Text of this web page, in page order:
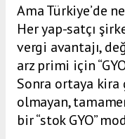
Ama Türkiye’de
Her yap-satçı
vergi avantajı,
arz primi için
Sonra ortaya kira
olmayan,
bir “stok GYO”